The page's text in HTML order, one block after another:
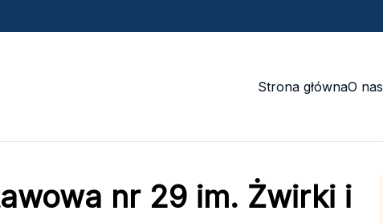
Strona głównaO nas
nr 29 im. Żwirki i